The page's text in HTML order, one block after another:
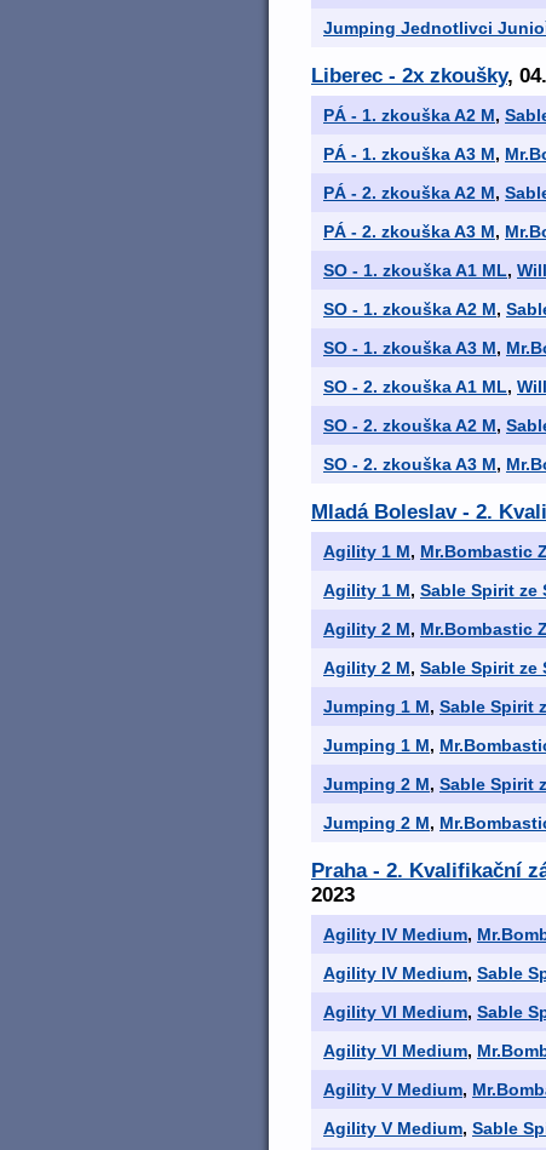
Jumping Jednotlivci
Liberec - 2x zkoušky,
PÁ - 1. zkouška A2 M,
PÁ - 1. zkouška A3 M,
PÁ - 2. zkouška A2 M,
PÁ - 2. zkouška A3 M,
SO - 1. zkouška A1 ML,
SO - 1. zkouška A2 M,
SO - 1. zkouška A3 M,
SO - 2. zkouška A1 ML,
SO - 2. zkouška A2 M,
SO - 2. zkouška A3 M,
Mladá Boleslav - 2.
Agility 1 M, Mr.Bombastic
Agility 1 M, Sable Spirit ze
Agility 2 M, Mr.Bombastic
Agility 2 M, Sable Spirit ze
Jumping 1 M, Sable Spirit
Jumping 1 M,
Jumping 2 M, Sable Spirit
Jumping 2 M,
Praha - 2. Kvalifikační
2023
Agility IV Medium,
Agility IV Medium, Sable
Agility VI Medium, Sable
Agility VI Medium,
Agility V Medium,
Agility V Medium, Sable